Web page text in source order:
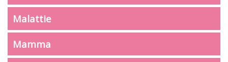
Malattie
Mamma